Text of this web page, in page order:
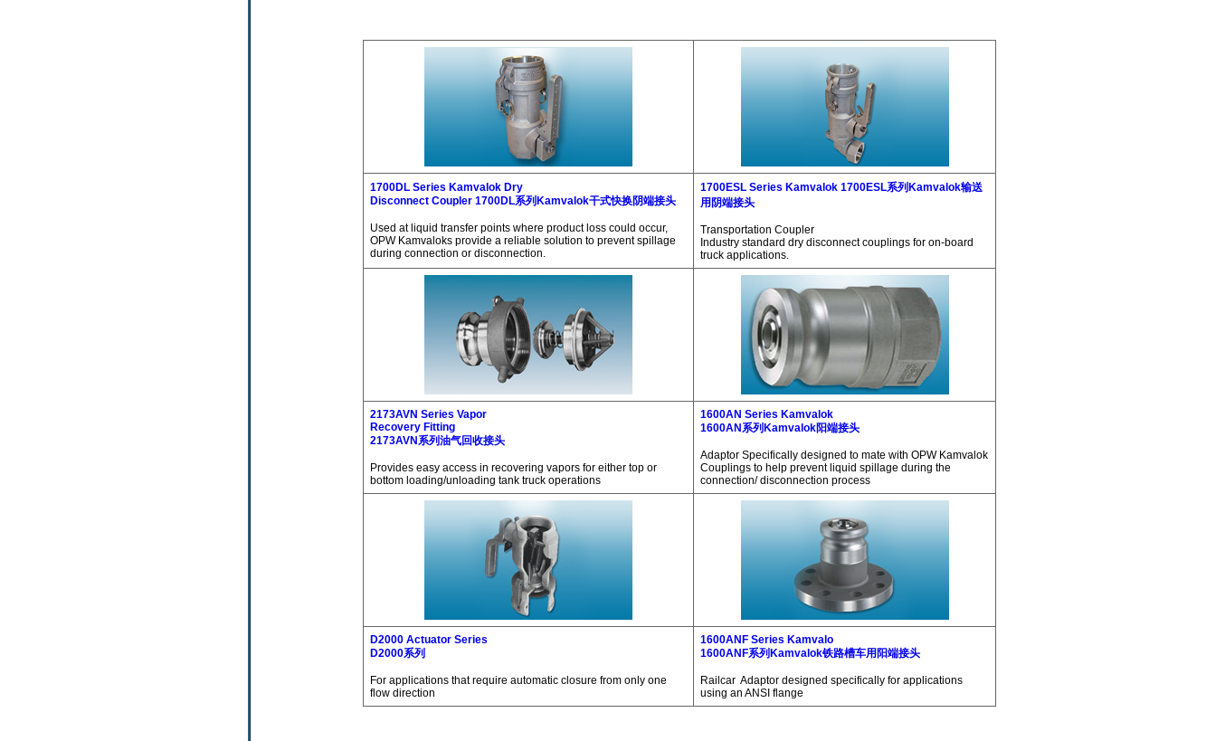
1700DL Series Kamvalok Dry
Disconnect Coupler 1700DL系列Kamvalok干式快换阴端接头
Used at liquid transfer points where product loss could occur,
OPW Kamvaloks provide a reliable solution to prevent spillage
during connection or disconnection.
1700ESL Series Kamvalok 1700ESL系列Kamvalok输送
用阴端接头
Transportation Coupler
Industry standard dry disconnect couplings for on-board
truck applications.
2173AVN Series Vapor
Recovery Fitting
2173AVN系列油气回收接头
Provides easy access in recovering vapors for either top or
bottom loading/unloading tank truck operations
1600AN Series Kamvalok
1600AN系列Kamvalok阳端接头
Adaptor Specifically designed to mate with OPW Kamvalok
Couplings to help prevent liquid spillage during the
connection/ disconnection process
D2000 Actuator Series
D2000系列
For applications that require automatic closure from only one
flow direction
1600ANF Series Kamvalo
1600ANF系列Kamvalok铁路槽车用阳端接头
Railcar Adaptor designed specifically for applications
using an ANSI flange